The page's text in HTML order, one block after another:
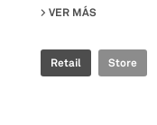
VER MÁS
Retail Store